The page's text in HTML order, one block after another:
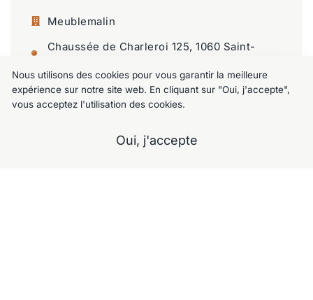
Meublemalin
Chaussée de Charleroi 125, 1060 Saint-
+32 477 09 49 80
meublemalin@hotmail.com
Nous utilisons des cookies pour vous garantir la meilleure
expérience sur notre site web. En cliquant sur "Oui, j'accepte",
vous acceptez l'utilisation des cookies.
Oui, j'accepte